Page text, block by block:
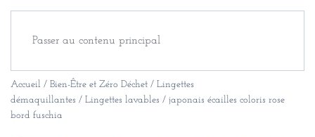
Passer au contenu principal
Accueil / Bien-Être et Zéro Déchet / Lingettes
démaquillantes / Lingettes lavables / japonais écailles coloris rose
bord fuschia